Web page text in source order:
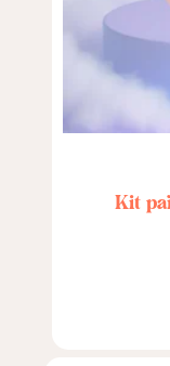
Kit